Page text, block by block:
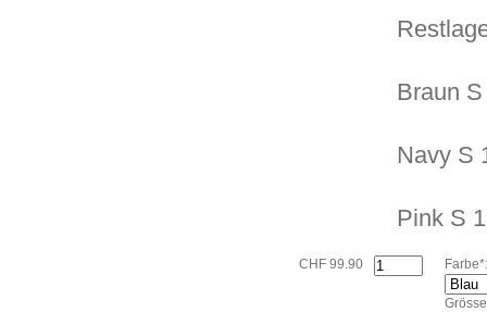
Braun
Navy S
Pink S
CHF 99.90 Farbe*: